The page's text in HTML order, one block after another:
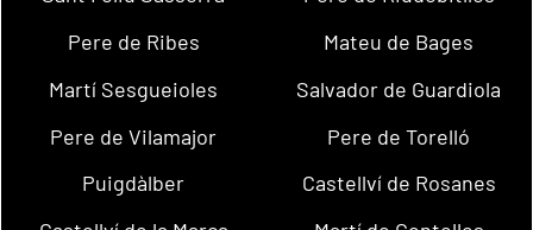
Pere de Ribes
Mateu de Bages
Martí Sesgueioles
Salvador de Guardiola
Pere de Vilamajor
Pere de Torelló
Puigdàlber
Castellví de Rosanes